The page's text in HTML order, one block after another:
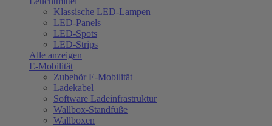
Klassische LED-Lampen
LED-Panels
LED-Spots
LED-Strips
Alle anzeigen
E-Mobilität
Zubehör E-Mobilität
Ladekabel
Software Ladeinfrastruktur
Wallbox-Standfüße
Wallboxen